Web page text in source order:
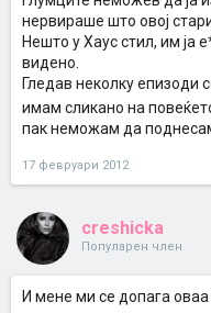
нервираше што овој
Нешто у Хаус стил, им ја
видено.
Гледав неколку епизоди
имам сликано на
пак неможам да
17 февруари 2012
creshicka
Популарен член
И мене ми се допага